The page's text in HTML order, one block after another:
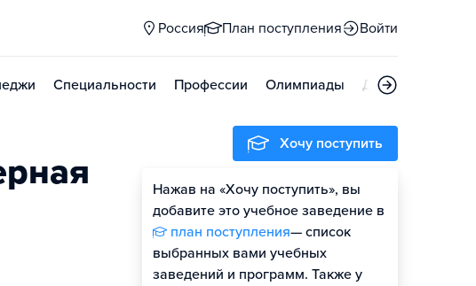
Россия План поступления Войти
Специальности Профессии Олимпиады Дни открытых
Хочу поступить
Нажав на «Хочу поступить», вы
добавите это учебное заведение в
план поступления— список
выбранных вами учебных
заведений и программ. Также у
Оценить шансы